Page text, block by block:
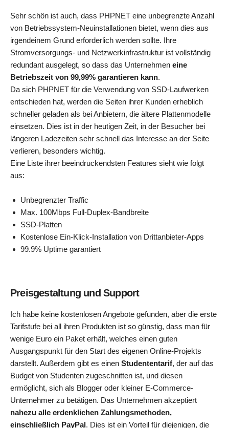
Sehr schön ist auch, dass PHPNET eine unbegrenzte Anzahl
von Betriebssystem-Neuinstallationen bietet, wenn dies aus
irgendeinem Grund erforderlich werden sollte. Ihre
Stromversorgungs- und Netzwerkinfrastruktur ist vollständig
redundant ausgelegt, so dass das Unternehmen eine
Betriebszeit von 99,99% garantieren kann.
Da sich PHPNET für die Verwendung von SSD-Laufwerken
entschieden hat, werden die Seiten ihrer Kunden erheblich
schneller geladen als bei Anbietern, die ältere Plattenmodelle
einsetzen. Dies ist in der heutigen Zeit, in der Besucher bei
längeren Ladezeiten sehr schnell das Interesse an der Seite
verlieren, besonders wichtig.
Eine Liste ihrer beeindruckendsten Features sieht wie folgt
aus:
Unbegrenzter Traffic
Max. 100Mbps Full-Duplex-Bandbreite
SSD-Platten
Kostenlose Ein-Klick-Installation von Drittanbieter-Apps
99.9% Uptime garantiert
Preisgestaltung und Support
Ich habe keine kostenlosen Angebote gefunden, aber die erste
Tarifstufe bei all ihren Produkten ist so günstig, dass man für
wenige Euro ein Paket erhält, welches einen guten
Ausgangspunkt für den Start des eigenen Online-Projekts
darstellt. Außerdem gibt es einen Studententarif, der auf das
Budget von Studenten zugeschnitten ist, und diesen
ermöglicht, sich als Blogger oder kleiner E-Commerce-
Unternehmer zu betätigen. Das Unternehmen akzeptiert
nahezu alle erdenklichen Zahlungsmethoden,
einschließlich PayPal. Dies ist ein Vorteil für diejenigen, die